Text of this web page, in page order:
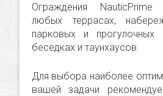
Ограждения
любых террасах,
парковых и прогулочных
беседках и таунхаусов.
Для выбора наиболее
вашей задачи